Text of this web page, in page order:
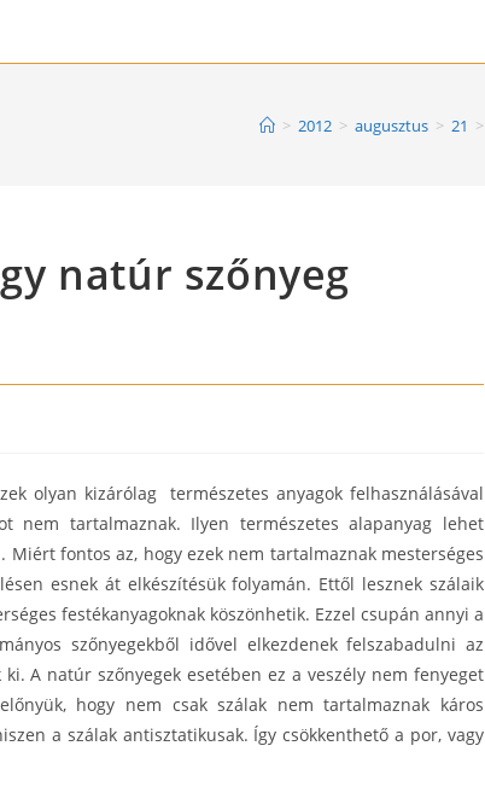
> 2012 > augusztus > 21 >
natúr szőnyeg
olyan kizárólag természetes anyagok felhasználásával
nem tartalmaznak. Ilyen természetes alapanyag lehet
fontos az, hogy ezek nem tartalmaznak mesterséges
esnek át elkészítésük folyamán. Ettől lesznek szálaik
festékanyagoknak köszönhetik. Ezzel csupán annyi a
szőnyegekből idővel elkezdenek felszabadulni az
A natúr szőnyegek esetében ez a veszély nem fenyeget
hogy nem csak szálak nem tartalmaznak káros
a szálak antisztatikusak. Így csökkenthető a por, vagy